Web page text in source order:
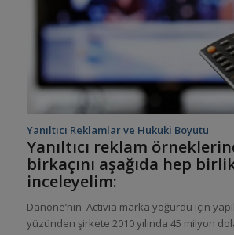
Yanıltıcı Reklamlar ve Hukuki Boyutu
Yanıltıcı reklam
birkaçını aşağıda hep
inceleyelim:
Danone’nin Activia marka yoğurdu için
yüzünden şirkete 2010 yılında 45 milyon